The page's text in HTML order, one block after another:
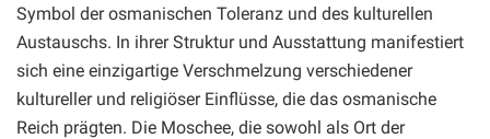
Symbol der osmanischen Toleranz und des kulturellen
Austauschs. In ihrer Struktur und Ausstattung manifestiert
sich eine einzigartige Verschmelzung verschiedener
kultureller und religiöser Einflüsse, die das osmanische
Reich prägten. Die Moschee, die sowohl als Ort der